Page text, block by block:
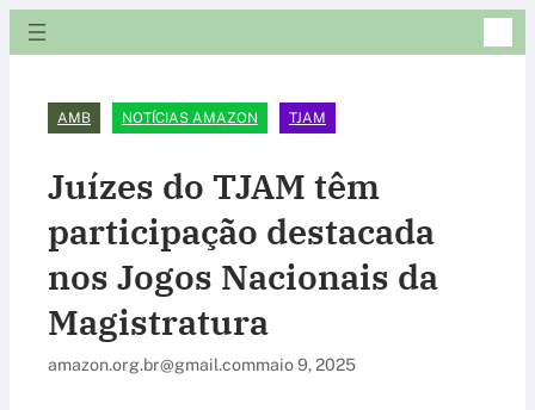
AMB NOTÍCIAS AMAZON TJAM
Juízes do TJAM têm
participação destacada
nos Jogos Nacionais da
Magistratura
amazon.org.br@gmail.commaio 9, 2025